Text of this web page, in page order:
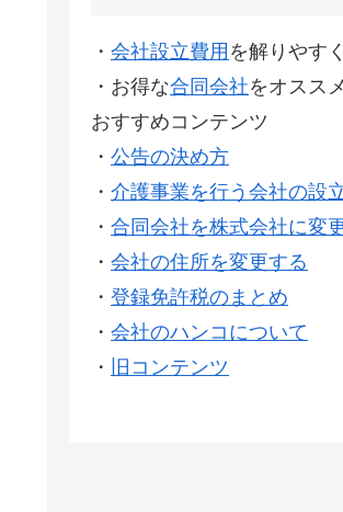
・ 会社設立費用 を解りやす
・お得な合同会社をオスス
おすすめコンテンツ
・ 公告の決め方
・ 介護事業を行う会社の設
・ 合同会社を株式会社に変
・ 会社の住所を変更する
・ 登録免許税のまとめ
・ 会社のハンコについて
・
旧コンテンツ